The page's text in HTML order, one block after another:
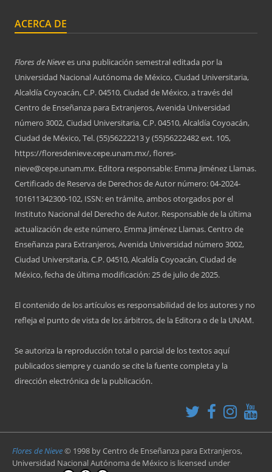
ACERCA DE
Flores de Nievees una publicación semestral editada por la
Universidad Nacional Autónoma de México, Ciudad Universitaria,
Alcaldía Coyoacán, C.P. 04510, Ciudad de México, a través del
Centro de Enseñanza para Extranjeros, Avenida Universidad
número 3002, Ciudad Universitaria, C.P. 04510, Alcaldía Coyoacán,
Ciudad de México, Tel. (55)56222213 y (55)56222482 ext. 105,
https://floresdenieve.cepe.unam.mx/, flores-
nieve@cepe.unam.mx. Editora responsable: Emma Jiménez Llamas.
Certificado de Reserva de Derechos de Autor número: 04-2024-
101611342300-102, ISSN: en trámite, ambos otorgados por el
Instituto Nacional del Derecho de Autor. Responsable de la última
actualización de este número, Emma Jiménez Llamas. Centro de
Enseñanza para Extranjeros, Avenida Universidad número 3002,
Ciudad Universitaria, C.P. 04510, Alcaldía Coyoacán, Ciudad de
México, fecha de última modificación: 25 de julio de 2025.
El contenido de los artículos es responsabilidad de los autores y no
refleja el punto de vista de los árbitros, de la Editora o de la UNAM.
Se autoriza la reproducción total o parcial de los textos aquí
publicados siempre y cuando se cite la fuente completa y la
dirección electrónica de la publicación.
Flores de Nieve© 1998 byCentro de Enseñanza para Extranjeros,
Universidad Nacional Autónoma de México is licensed under